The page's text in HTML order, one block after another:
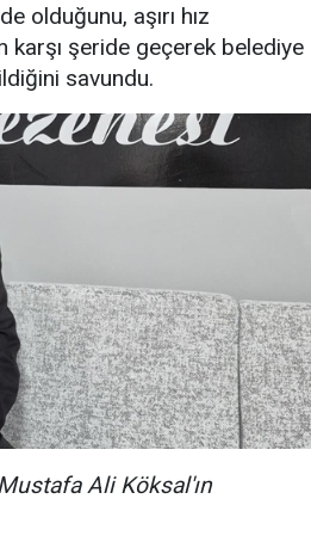
olduğunu, aşırı hız
karşı şeride geçerek belediye
savundu.
Ali Köksal'ın